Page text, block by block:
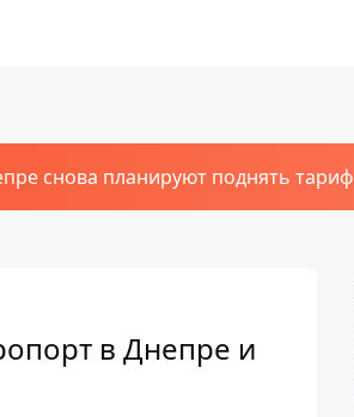
снова планируют поднять тариф
в Днепре и